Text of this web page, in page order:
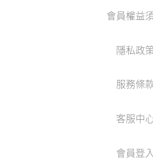
會員權益
隱私政
服務條
客服中
會員登入